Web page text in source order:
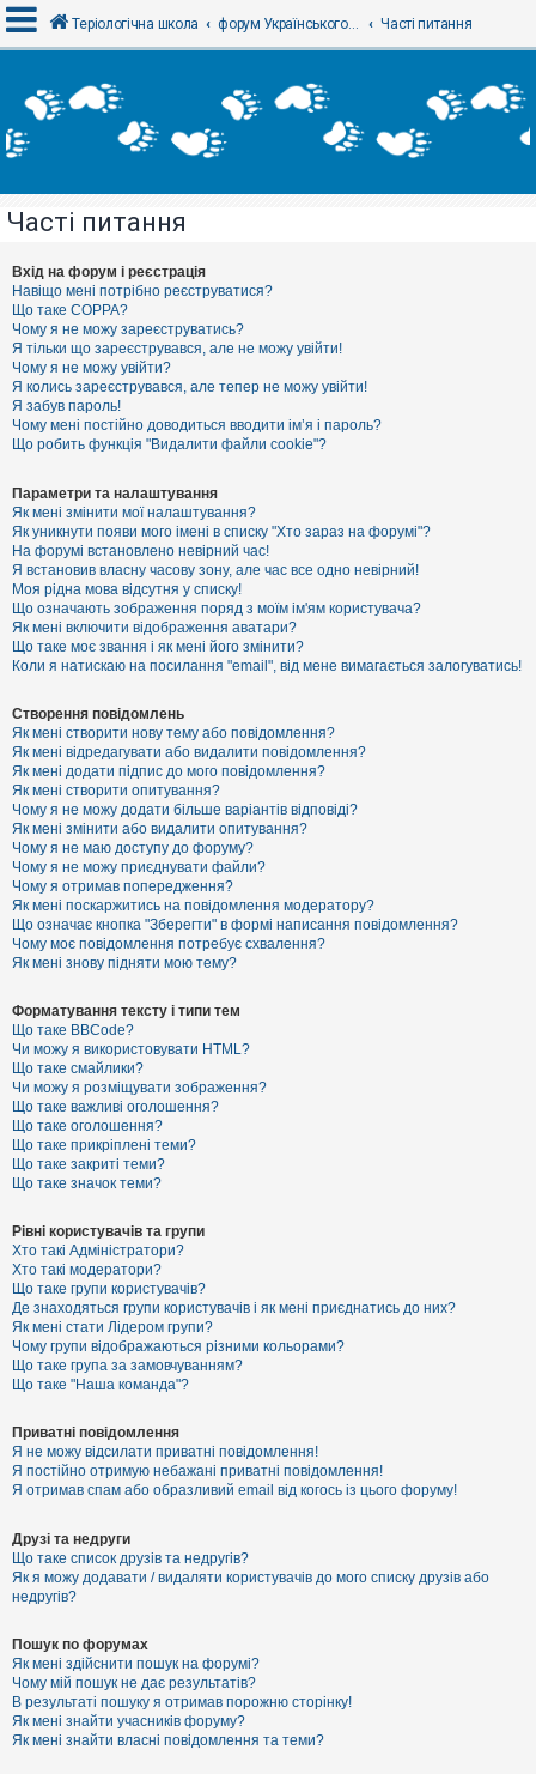
х
і
Р
є
с
т
р
а
ц
і
я
Т
м
и
б
е
з
в
і
д
п
о
в
і
е
й
А
к
т
и
в
н
і
т
е
м
и
П
о
ш
у
к
Д
о
п
о
г
а
Теріологічна школа форум Українського теріологічного товариства Часті питання
Часті питання
Вхід на форум і реєстрація
Навіщо мені потрібно реєструватися?
Що таке COPPA?
Чому я не можу зареєструватись?
Я тільки що зареєструвався, але не можу увійти!
Чому я не можу увійти?
Я колись зареєструвався, але тепер не можу увійти!
Я забув пароль!
Чому мені постійно доводиться вводити ім’я і пароль?
Що робить функція "Видалити файли cookie"?
Параметри та налаштування
Як мені змінити мої налаштування?
Як уникнути появи мого імені в списку "Хто зараз на форумі"?
На форумі встановлено невірний час!
Я встановив власну часову зону, але час все одно невірний!
Моя рідна мова відсутня у списку!
Що означають зображення поряд з моїм ім'ям користувача?
Як мені включити відображення аватари?
Що таке моє звання і як мені його змінити?
Коли я натискаю на посилання "email", від мене вимагається залогуватись!
Створення повідомлень
Як мені створити нову тему або повідомлення?
Як мені відредагувати або видалити повідомлення?
Як мені додати підпис до мого повідомлення?
Як мені створити опитування?
Чому я не можу додати більше варіантів відповіді?
Як мені змінити або видалити опитування?
Чому я не маю доступу до форуму?
Чому я не можу приєднувати файли?
Чому я отримав попередження?
Як мені поскаржитись на повідомлення модератору?
Що означає кнопка "Зберегти" в формі написання повідомлення?
Чому моє повідомлення потребує схвалення?
Як мені знову підняти мою тему?
Форматування тексту і типи тем
Що таке BBCode?
Чи можу я використовувати HTML?
Що таке смайлики?
Чи можу я розміщувати зображення?
Що таке важливі оголошення?
Що таке оголошення?
Що таке прикріплені теми?
Що таке закриті теми?
Що таке значок теми?
Рівні користувачів та групи
Хто такі Адміністратори?
Хто такі модератори?
Що таке групи користувачів?
Де знаходяться групи користувачів і як мені приєднатись до них?
Як мені стати Лідером групи?
Чому групи відображаються різними кольорами?
Що таке група за замовчуванням?
Що таке "Наша команда"?
Приватні повідомлення
Я не можу відсилати приватні повідомлення!
Я постійно отримую небажані приватні повідомлення!
Я отримав спам або образливий email від когось із цього форуму!
Друзі та недруги
Що таке список друзів та недругів?
Як я можу додавати / видаляти користувачів до мого списку друзів або
недругів?
Пошук по форумах
Як мені здійснити пошук на форумі?
Чому мій пошук не дає результатів?
В результаті пошуку я отримав порожню сторінку!
Як мені знайти учасників форуму?
Як мені знайти власні повідомлення та теми?